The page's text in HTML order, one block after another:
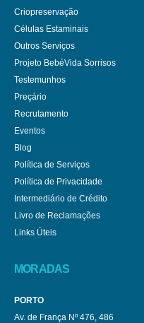
Criopreservação
Células Estaminais
Outros Serviços
Projeto BebéVida Sorrisos
Testemunhos
Preçário
Recrutamento
Eventos
Blog
Política de Serviços
Política de Privacidade
Intermediário de Crédito
Livro de Reclamações
Links Úteis
MORADAS
PORTO
Av. de França Nº 476, 486